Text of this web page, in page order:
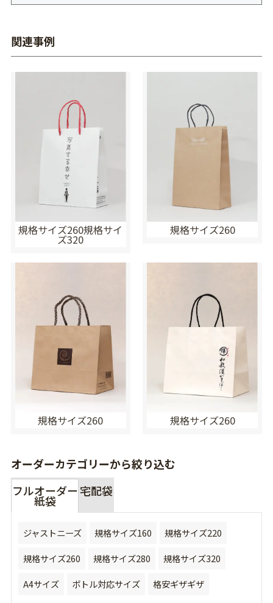
関連事例
規格サイズ260規格サイ
ズ320
規格サイズ260
規格サイズ260 規格サイズ260
オーダーカテゴリーから絞り込む
フルオーダー
紙袋
宅配袋
ジャストニーズ 規格サイズ160
規格サイズ220
規格サイズ260
規格サイズ280
規格サイズ320
A4サイズ
ボトル対応サイズ 格安ギザギザ